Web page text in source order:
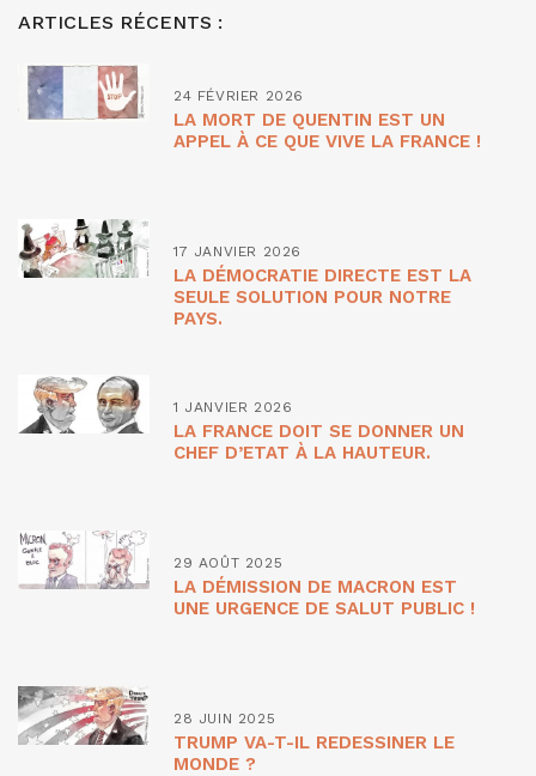
ARTICLES RÉCENTS :
24 FÉVRIER 2026
LA MORT DE QUENTIN EST UN
APPEL À CE QUE VIVE LA FRANCE !
17 JANVIER 2026
LA DÉMOCRATIE DIRECTE EST LA
SEULE SOLUTION POUR NOTRE
PAYS.
1 JANVIER 2026
LA FRANCE DOIT SE DONNER UN
CHEF D’ETAT À LA HAUTEUR.
29 AOÛT 2025
LA DÉMISSION DE MACRON EST
UNE URGENCE DE SALUT PUBLIC !
28 JUIN 2025
TRUMP VA-T-IL REDESSINER LE
MONDE ?